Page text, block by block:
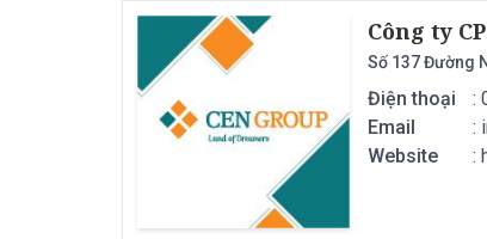
Công ty
Số 137 Đường
Điện thoại
:
Email
:
Website
: